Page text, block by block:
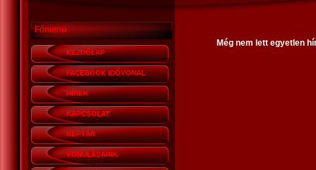
Főmenü
KEZDŐLAP
FACEBOOK IDŐVONAL
HÍREK
KAPCSOLAT
KÉPTÁR
VONULÁSAINK
Még nem lett egyetlen